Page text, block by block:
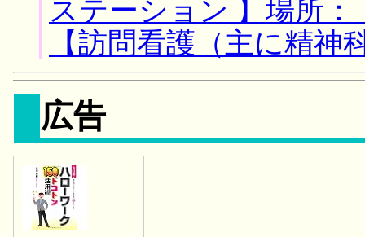
ステーション 】場所
【訪問看護（主に精神
広告